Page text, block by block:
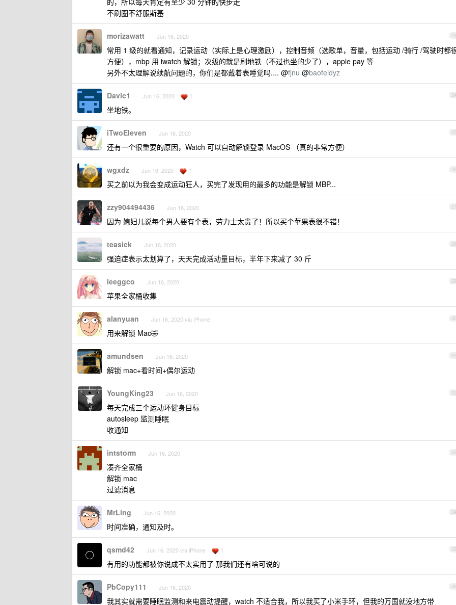
不刷圈不舒服斯基
23
morizawatt Jun 16, 2020
常用 1 级的就看通知，记录运动（实际上是心理激励），控制音频（选歌单，音量，包括运动 /骑行 /驾驶时都
方便），mbp 用 iwatch 解锁；次级的就是刷地铁（不过也坐的少了），apple pay 等
另外不太理解说续航问题的，你们是都戴着表睡觉吗.... @fjnu @baofeidyz
24
Davic1 Jun 16, 2020 1
坐地铁。
25
iTwoEleven Jun 16, 2020
还有一个很重要的原因，Watch 可以自动解锁登录 MacOS （真的非常方便）
26
wgxdz Jun 16, 2020 1
买之前以为我会变成运动狂人，买完了发现用的最多的功能是解锁 MBP...
27
zzy904494436 Jun 16, 2020
因为 媳妇儿说每个男人要有个表，劳力士太贵了！所以买个苹果表很不错！
28
teasick Jun 16, 2020
强迫症表示太划算了，天天完成活动量目标，半年下来减了 30 斤
29
leeggco Jun 16, 2020
苹果全家桶收集
30
alanyuan Jun 16, 2020 via iPhone
用来解锁 Mac🤣
31
amundsen Jun 16, 2020
解锁 mac+看时间+偶尔运动
32
YoungKing23 Jun 16, 2020
每天完成三个运动环健身目标
autosleep 监测睡眠
收通知
33
intstorm Jun 16, 2020
凑齐全家桶
解锁 mac
过滤消息
34
MrLing Jun 16, 2020
时间准确，通知及时。
35
qsmd42 Jun 16, 2020 via iPhone 1
有用的功能都被你说成不太实用了 那我们还有啥可说的
36
PbCopy111 Jun 16, 2020
我其实就需要睡眠监测和来电震动提醒，watch 不适合我，所以我买了小米手环，但我的万国就没地方带